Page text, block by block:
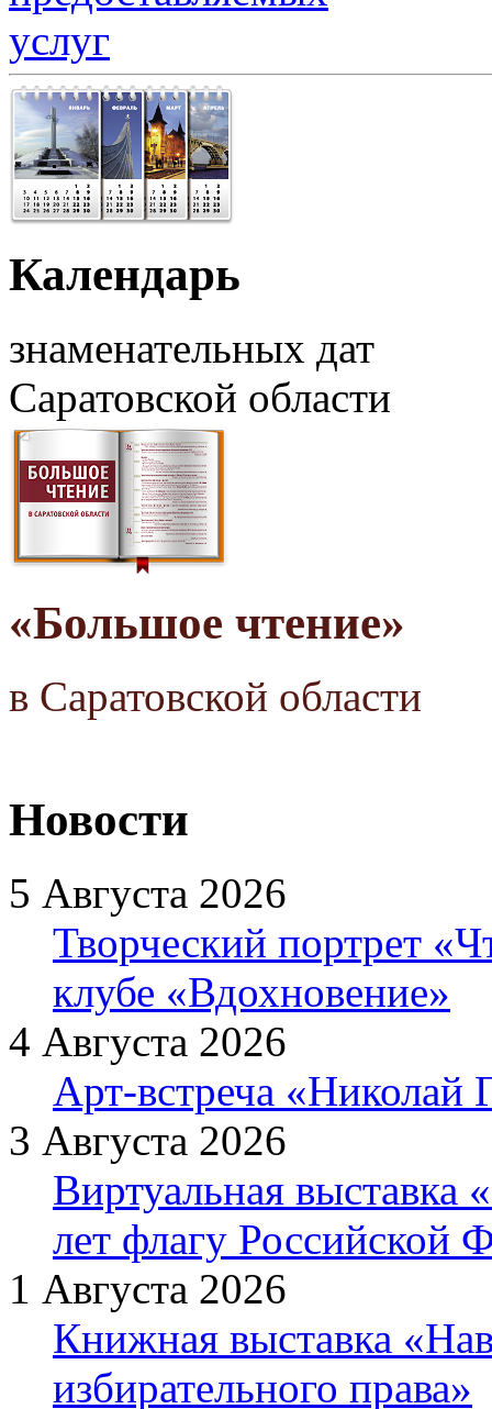
Календарь
знаменательных дат
Саратовской области
«Большое чтение»
в Саратовской области
Новости
5 Августа 2026
Творческий портрет
клубе «Вдохновение»
4 Августа 2026
Арт-встреча «Николай
3 Августа 2026
Виртуальная выставка
лет флагу Российской
1 Августа 2026
Книжная выставка
избирательного права»